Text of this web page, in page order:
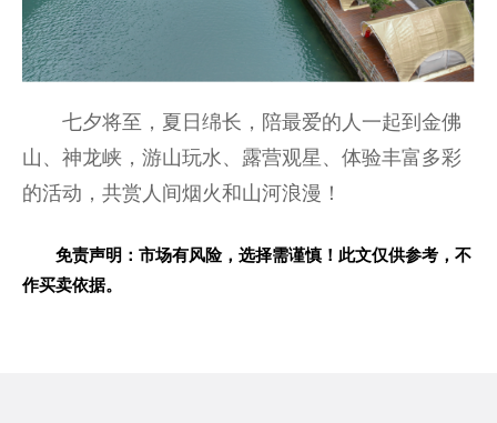
七夕将至，夏日绵长，陪最爱的人一起到金佛
山、神龙峡，游山玩水、露营观星、体验丰富多彩
的活动，共赏人间烟火和山河浪漫！
免责声明：市场有风险，选择需谨慎！此文仅供参考，不
作买卖依据。